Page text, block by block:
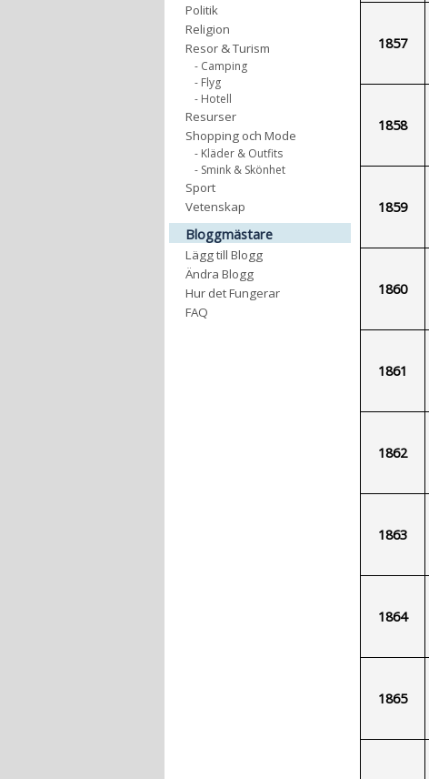
Politik
Religion
Resor & Turism
- Camping
- Flyg
- Hotell
Resurser
Shopping och Mode
- Kläder & Outfits
- Smink & Skönhet
Sport
Vetenskap
Bloggmästare
Lägg till Blogg
Ändra Blogg
Hur det Fungerar
FAQ
1857
1858
1859
1860
1861
1862
1863
1864
1865